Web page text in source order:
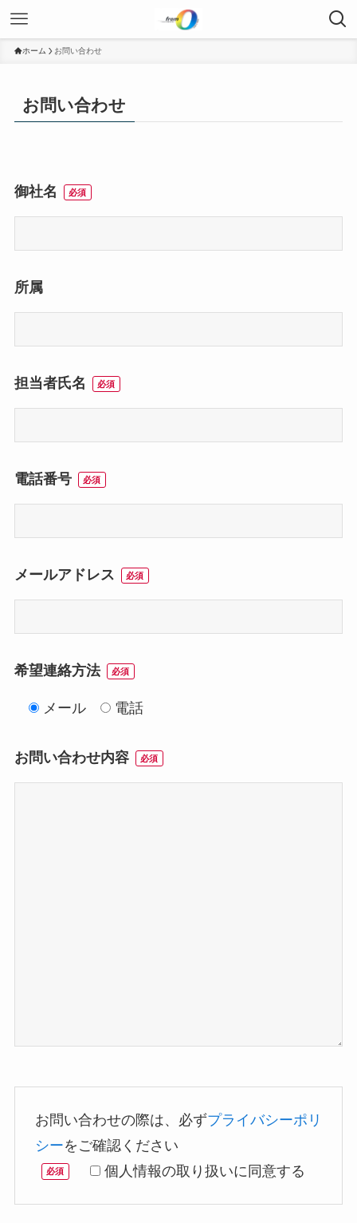
ホーム お問い合わせ
お問い合わせ
御社名 必須
所属
担当者氏名 必須
電話番号 必須
メールアドレス 必須
希望連絡方法 必須
メール 電話
お問い合わせ内容 必須
お問い合わせの際は、必ずプライバシーポリ
シーをご確認ください
必須 個人情報の取り扱いに同意する